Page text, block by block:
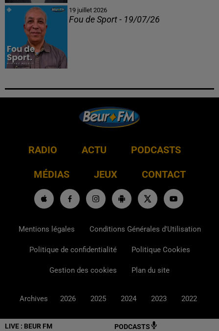
LIVE : BEUR FM PODCASTS
19 juillet 2026
Fou de Sport - 19/07/26
RADIO ACTU PODCASTS
MÉDIAS JEUX CONTACT
Mentions légales Conditions Générales d'Utilisation
Politique de confidentialité Politique Cookies
Gestion des cookies Plan du site
Archives 2026 2025 2024 2023 2022